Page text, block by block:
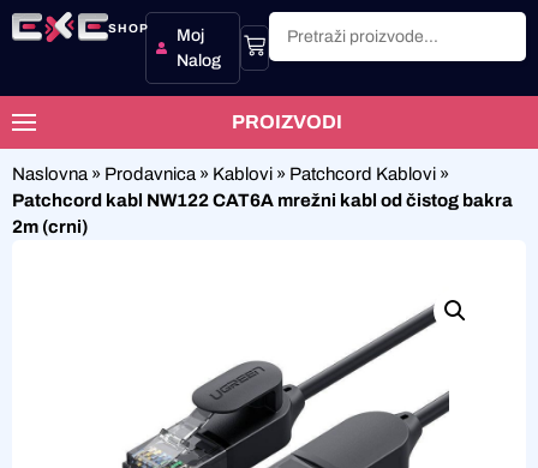
SHOP
Moj
Nalog
PROIZVODI
Naslovna » Prodavnica » Kablovi » Patchcord Kablovi »
Patchcord kabl NW122 CAT6A mrežni kabl od čistog bakra
2m (crni)